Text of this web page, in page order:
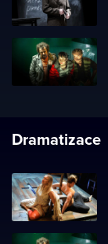
Dramatizace